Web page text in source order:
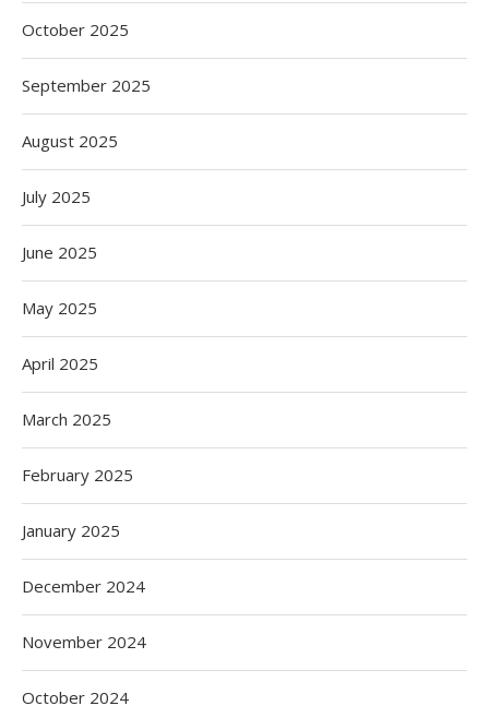
October 2025
September 2025
August 2025
July 2025
June 2025
May 2025
April 2025
March 2025
February 2025
January 2025
December 2024
November 2024
October 2024